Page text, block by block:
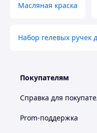
Масляная краска
Набор гелевых ручек
Покупателям
Справка для
Prom-поддержка